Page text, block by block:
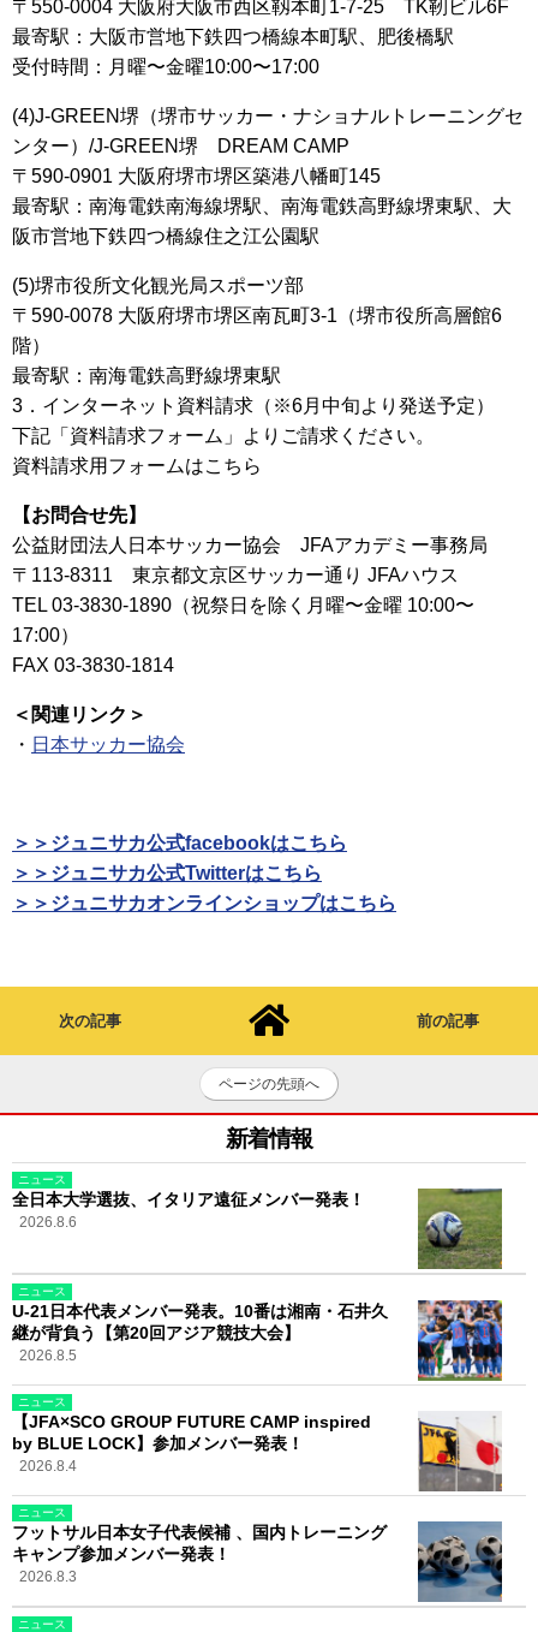
〒550-0004 大阪府大阪市西区靱本町1-7-25 TK靭ビル6F
最寄駅：大阪市営地下鉄四つ橋線本町駅、肥後橋駅
受付時間：月曜〜金曜10:00〜17:00
(4)J-GREEN堺（堺市サッカー・ナショナルトレーニングセ
ンター）/J-GREEN堺 DREAM CAMP
〒590-0901 大阪府堺市堺区築港八幡町145
最寄駅：南海電鉄南海線堺駅、南海電鉄高野線堺東駅、大
阪市営地下鉄四つ橋線住之江公園駅
(5)堺市役所文化観光局スポーツ部
〒590-0078 大阪府堺市堺区南瓦町3-1（堺市役所高層館6
階）
最寄駅：南海電鉄高野線堺東駅
3．インターネット資料請求（※6月中旬より発送予定）
下記「資料請求フォーム」よりご請求ください。
資料請求用フォームはこちら
【お問合せ先】
公益財団法人日本サッカー協会 JFAアカデミー事務局
〒113-8311 東京都文京区サッカー通り JFAハウス
TEL 03-3830-1890（祝祭日を除く月曜〜金曜 10:00〜
17:00）
FAX 03-3830-1814
＜関連リンク＞
・ 日本サッカー協会
＞＞ジュニサカ公式facebookはこちら
＞＞ジュニサカ公式Twitterはこちら
＞＞ジュニサカオンラインショップはこちら
次の記事 前の記事
ページの先頭へ
新着情報
ニュース
全日本大学選抜、イタリア遠征メンバー発表！
2026.8.6
ニュース
U-21日本代表メンバー発表。10番は湘南・石井久
継が背負う【第20回アジア競技大会】
2026.8.5
ニュース
【JFA×SCO GROUP FUTURE CAMP inspired
by BLUE LOCK】参加メンバー発表！
2026.8.4
ニュース
フットサル日本女子代表候補 、国内トレーニング
キャンプ参加メンバー発表！
2026.8.3
ニュース